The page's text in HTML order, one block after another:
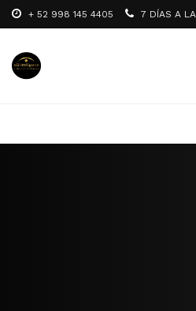
+ 52 998 145 4405 7